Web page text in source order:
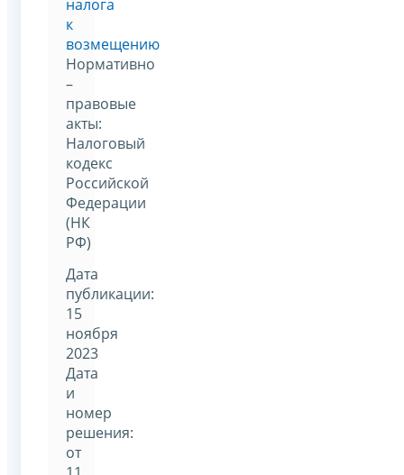
налога
к
возмещению
Нормативно
–
правовые
акты:
Налоговый
кодекс
Российской
Федерации
(НК
РФ)
Дата
публикации:
15
ноября
2023
Дата
и
номер
решения:
от